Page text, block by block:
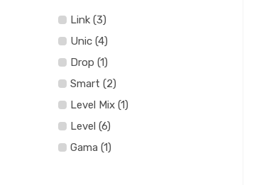
Link (3)
Unic (4)
Drop (1)
Smart (2)
Level Mix (1)
Level (6)
Gama (1)